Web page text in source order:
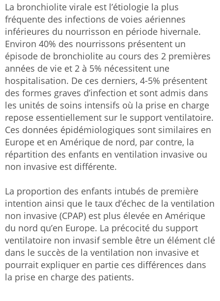
La bronchiolite virale est l’étiologie la plus
fréquente des infections de voies aériennes
inférieures du nourrisson en période hivernale.
Environ 40% des nourrissons présentent un
épisode de bronchiolite au cours des 2 premières
années de vie et 2 à 5% nécessitent une
hospitalisation. De ces derniers, 4-5% présentent
des formes graves d’infection et sont admis dans
les unités de soins intensifs où la prise en charge
repose essentiellement sur le support ventilatoire.
Ces données épidémiologiques sont similaires en
Europe et en Amérique de nord, par contre, la
répartition des enfants en ventilation invasive ou
non invasive est différente.
La proportion des enfants intubés de première
intention ainsi que le taux d’échec de la ventilation
non invasive (CPAP) est plus élevée en Amérique
du nord qu’en Europe. La précocité du support
ventilatoire non invasif semble être un élément clé
dans le succès de la ventilation non invasive et
pourrait expliquer en partie ces différences dans
la prise en charge des patients.